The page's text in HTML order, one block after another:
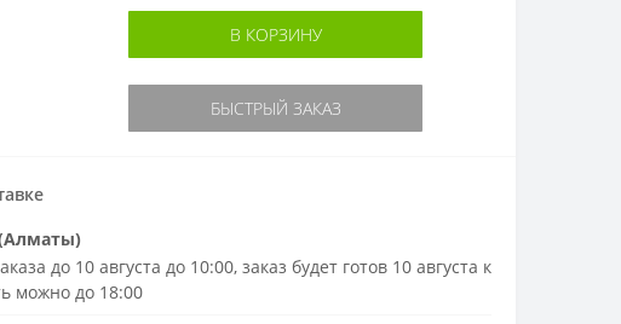
В КОРЗИНУ
БЫСТРЫЙ ЗАКАЗ
до 10 августа до 10:00, заказ будет готов 10 августа к
можно до 18:00